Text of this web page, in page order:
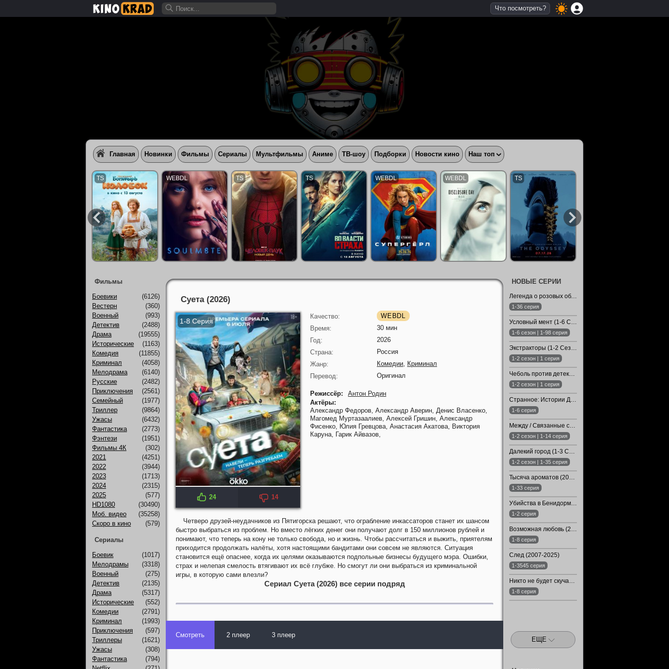
Суета (2026)
KP: 6.1 24 14
1-8 Серия
Качество:
WEBDL
Время:
30 мин
Год:
2026
Страна:
Россия
Жанр:
Комедии, Криминал
Перевод:
Оригинал
Режиссёр:
Антон Родин
Актёры:
Александр Федоров, Александр Аверин, Денис Власенко,
Магомед Муртазаалиев, Алексей Гришин, Александр
Фисенко, Юлия Гревцова, Анастасия Акатова, Виктория
Каруна, Гарик Айвазов,
Четверо друзей-неудачников из Пятигорска решают, что ограбление инкассаторов станет их шансом
быстро выбраться из проблем. Но вместо лёгких денег они получают долг в 150 миллионов рублей и
понимают, что теперь на кону не только свобода, но и жизнь. Чтобы рассчитаться и выжить, приятелям
приходится продолжать налёты, хотя настоящими бандитами они совсем не являются. Ситуация
становится ещё опаснее, когда их целями оказываются подпольные бизнесы будущего мэра. Ошибки,
страх и нелепая смелость втягивают их всё глубже. Но смогут ли они выбраться из криминальной
игры, в которую сами влезли?
Сериал Суета (2026) все серии подряд
Смотреть 2 плеер 3 плеер
Фильмы
Боевики
(6126)
Вестерн
(360)
Военный
(993)
Детектив
(2488)
Драма
(19555)
Исторические
(1163)
Комедия
(11855)
Криминал
(4058)
Мелодрама
(6140)
Русские
(2482)
Приключения
(2561)
Семейный
(1977)
Триллер
(9864)
Ужасы
(6432)
Фантастика
(2773)
Фэнтези
(1951)
Фильмы 4К
(302)
2021
(4251)
2022
(3944)
2023
(1713)
2024
(2315)
2025
(577)
HD1080
(30490)
Моб. видео
(35258)
Скоро в кино
(579)
Сериалы
Боевик
(1017)
Мелодрамы
(3318)
Военный
(275)
Детектив
(2135)
Драма
(5317)
Исторические
(552)
Комедии
(2791)
Криминал
(1993)
Приключения
(597)
Триллеры
(1621)
Ужасы
(308)
Фантастика
(794)
НОВЫЕ СЕРИИ
Легенда о розовых облаках (2026)
1-36 серия
Условный мент (1-6 Сезон)
1-6 сезон | 1-98 серия
Экстракторы (1-2 Сезон)
1-2 сезон | 1 серия
Чеболь против детектива (1-2 Сезон)
1-2 сезон | 1 серия
Странное: Истории Дзюндзи Ито для бессонных ночей (2026)
1-6 серия
Между / Связанные судьбой / Арафта (1-2 Сезон)
1-2 сезон | 1-14 серия
Далекий город (1-3 Сезон)
1-2 сезон | 1-35 серия
Тысяча ароматов (2026)
1-33 серия
Убийства в Бенидорме / Убойный Бенидорм (2026)
1-2 серия
Возможная любовь (2026)
1-8 серия
След (2007-2025)
1-3545 серия
Никто не будет скучать по нам (2024)
1-8 серия
ЕЩЕ
Главная Новинки Фильмы Сериалы Мультфильмы Аниме ТВ-шоу Подборки Новости кино Наш топ
Что посмотреть?